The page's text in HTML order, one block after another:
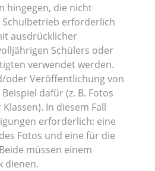
hingegen, die nicht
erforderlich
ausdrücklicher
Schülers oder
verwendet werden.
oder Veröffentlichung von
dafür (z. B. Fotos
In diesem Fall
erforderlich: eine
Fotos und eine für die
müssen einem
dienen.